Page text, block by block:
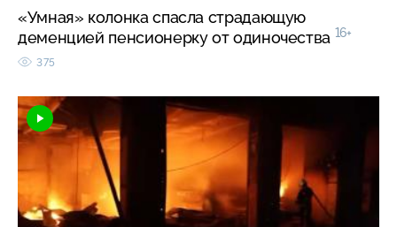
«Умная» колонка спасла страдающую
деменцией пенсионерку от одиночества 16+
375